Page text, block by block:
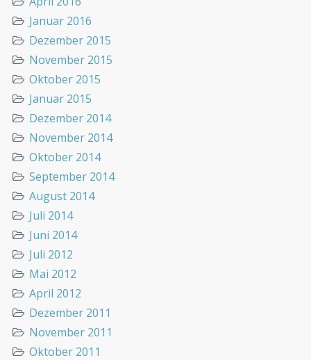
Januar 2016
Dezember 2015
November 2015
Oktober 2015
Januar 2015
Dezember 2014
November 2014
Oktober 2014
September 2014
August 2014
Juli 2014
Juni 2014
Juli 2012
Mai 2012
April 2012
Dezember 2011
November 2011
Oktober 2011